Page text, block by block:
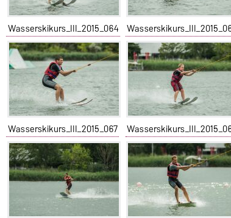
Wasserskikurs_III_2015_064
Wasserskikurs_III_2015_067